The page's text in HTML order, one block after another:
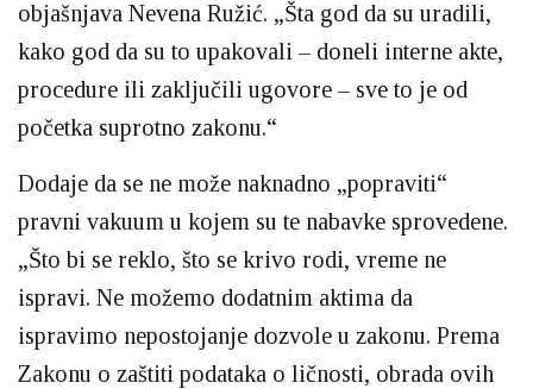
objašnjava Nevena Ružić. „Šta god da su uradili,
kako god da su to upakovali – doneli interne akte,
procedure ili zaključili ugovore – sve to je od
početka suprotno zakonu.“
Dodaje da se ne može naknadno „popraviti“
pravni vakuum u kojem su te nabavke sprovedene.
„Što bi se reklo, što se krivo rodi, vreme ne
ispravi. Ne možemo dodatnim aktima da
ispravimo nepostojanje dozvole u zakonu. Prema
Zakonu o zaštiti podataka o ličnosti, obrada ovih